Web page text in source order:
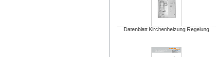
Datenblatt Kirchenheizung Regelung